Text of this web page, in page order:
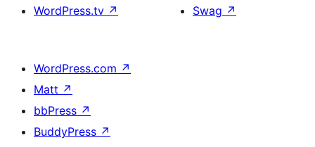
WordPress.tv ↗
Swag ↗
WordPress.com ↗
Matt ↗
bbPress ↗
BuddyPress ↗